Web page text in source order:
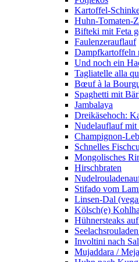
Kartoffel-
Huhn-Tomaten-
Bifteki mit Feta
Faulenzerauflauf
Dampfkartoffeln
Und noch ein
Tagliatelle alla
Bœuf à la
Spaghetti mit
Jambalaya
Dreikäsehoch:
Nudelauflauf mit
Champignon-
Schnelles
Mongolisches
Hirschbraten
Stifado vom
Linsen-Dal
Kölsch(e)
Hühnersteaks
Involtini nach
Mujaddara /